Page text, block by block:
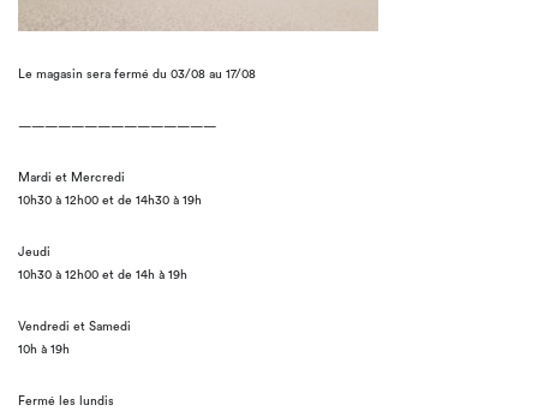
Le magasin sera fermé du 03/08 au 17/08
———————————————
Mardi et Mercredi
10h30 à 12h00 et de 14h30 à 19h
Jeudi
10h30 à 12h00 et de 14h à 19h
Vendredi et Samedi
10h à 19h
Fermé les lundis